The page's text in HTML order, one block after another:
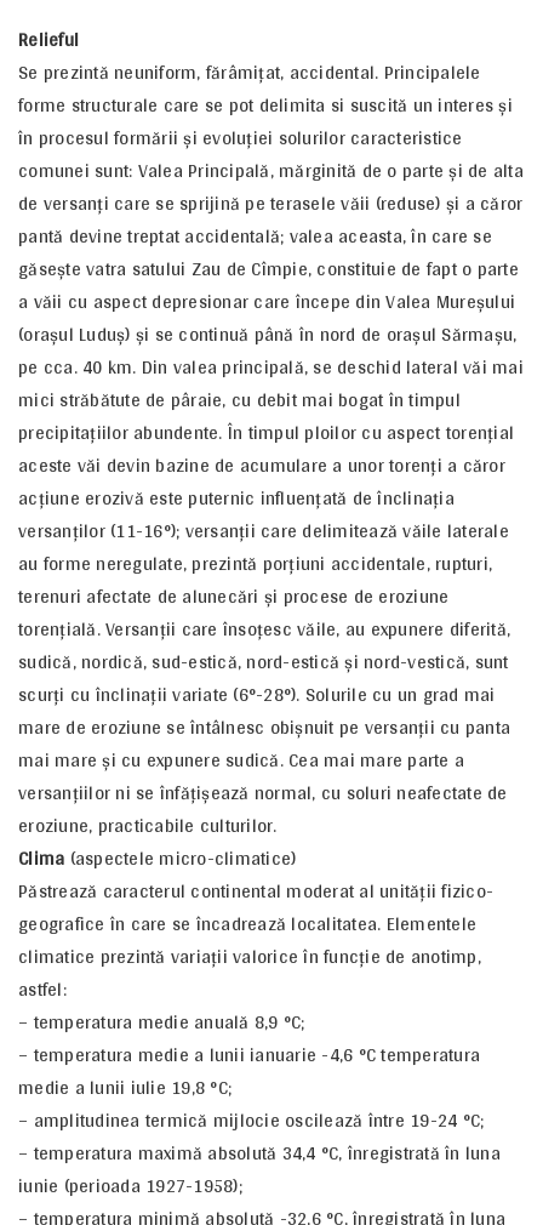
Relieful
Se prezintă neuniform, fărâmiţat, accidental. Principalele
forme structurale care se pot delimita si suscită un interes şi
în procesul formării şi evoluţiei solurilor caracteristice
comunei sunt: Valea Principală, mărginită de o parte şi de alta
de versanţi care se sprijină pe terasele văii (reduse) şi a căror
pantă devine treptat accidentală; valea aceasta, în care se
găseşte vatra satului Zau de Cîmpie, constituie de fapt o parte
a văii cu aspect depresionar care începe din Valea Mureşului
(oraşul Luduş) şi se continuă până în nord de oraşul Sărmaşu,
pe cca. 40 km. Din valea principală, se deschid lateral văi mai
mici străbătute de pâraie, cu debit mai bogat în timpul
precipitaţiilor abundente. În timpul ploilor cu aspect torenţial
aceste văi devin bazine de acumulare a unor torenţi a căror
acţiune erozivă este puternic influenţată de înclinaţia
versanţilor (11-16°); versanţii care delimitează văile laterale
au forme neregulate, prezintă porţiuni accidentale, rupturi,
terenuri afectate de alunecări şi procese de eroziune
torenţială. Versanţii care însoţesc văile, au expunere diferită,
sudică, nordică, sud-estică, nord-estică şi nord-vestică, sunt
scurţi cu înclinaţii variate (6°-28°). Solurile cu un grad mai
mare de eroziune se întâlnesc obişnuit pe versanţii cu panta
mai mare şi cu expunere sudică. Cea mai mare parte a
versanţiilor ni se înfăţişează normal, cu soluri neafectate de
eroziune, practicabile culturilor.
Clima (aspectele micro-climatice)
Păstrează caracterul continental moderat al unităţii fizico-
geografice în care se încadrează localitatea. Elementele
climatice prezintă variaţii valorice în funcţie de anotimp,
astfel:
– temperatura medie anuală 8,9 °C;
– temperatura medie a lunii ianuarie -4,6 °C temperatura
medie a lunii iulie 19,8 °C;
– amplitudinea termică mijlocie oscilează între 19-24 °C;
– temperatura maximă absolută 34,4 °C, înregistrată în luna
iunie (perioada 1927-1958);
– temperatura minimă absolută -32,6 °C, înregistrată în luna